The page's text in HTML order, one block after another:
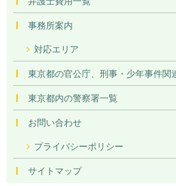
事務所案内
対応エリア
東京都の官公庁、刑事・少年事件関
東京都内の警察署一覧
お問い合わせ
プライバシーポリシー
サイトマップ